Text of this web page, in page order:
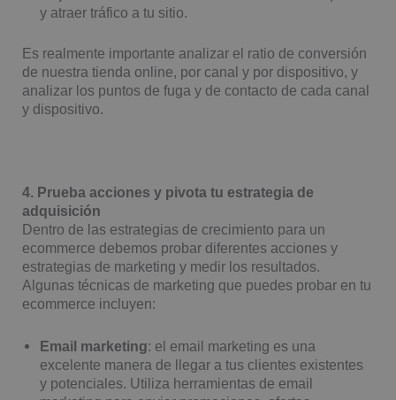
y atraer tráfico a tu sitio.
Es realmente importante analizar el ratio de conversión
de nuestra tienda online, por canal y por dispositivo, y
analizar los puntos de fuga y de contacto de cada canal
y dispositivo.
4. Prueba acciones y pivota tu estrategia de
adquisición
Dentro de las estrategias de crecimiento para un
ecommerce debemos probar diferentes acciones y
estrategias de marketing y medir los resultados.
Algunas técnicas de marketing que puedes probar en tu
ecommerce incluyen:
Email marketing: el email marketing es una
excelente manera de llegar a tus clientes existentes
y potenciales. Utiliza herramientas de email